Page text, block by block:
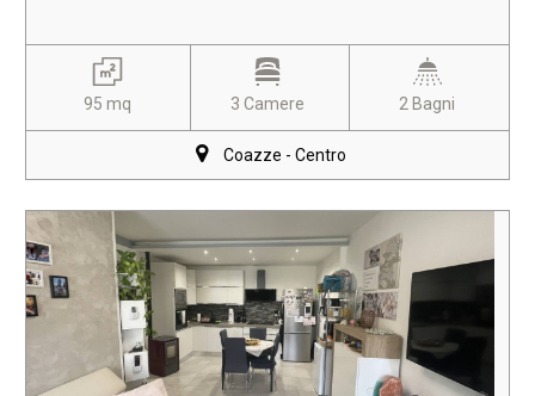
95 mq 3 Camere 2 Bagni
Coazze - Centro